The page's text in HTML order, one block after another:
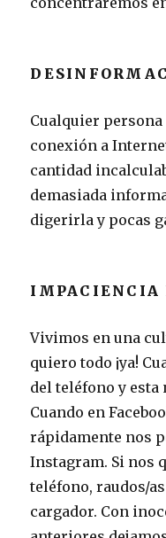
Cualquier persona
conexión a
cantidad
demasiada
digerirla y pocas
IMPACIENCIA
Vivimos en una
quiero todo ¡ya!
del teléfono y esta
Cuando en
rápidamente nos
Instagram. Si nos
teléfono, raudos/
cargador. Con